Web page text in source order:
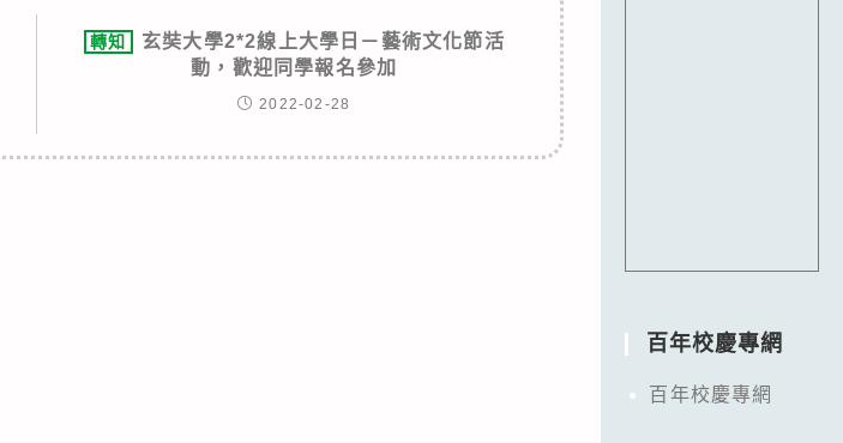
轉知
玄奘大學2*2線上大學日－藝術文化節活
動，歡迎同學報名參加
2022-02-28
百年校慶專網
百年校慶專網